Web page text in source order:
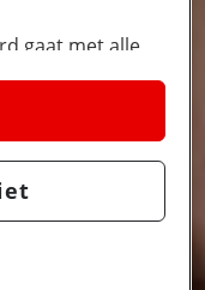
gaat met alle
dan
cookies om
betekent dat
toepassen.
welke